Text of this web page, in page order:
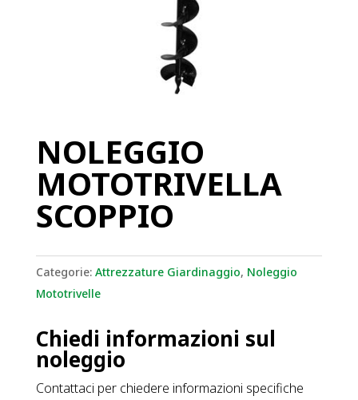
NOLEGGIO
MOTOTRIVELLA
SCOPPIO
Categorie: Attrezzature Giardinaggio, Noleggio
Mototrivelle
Chiedi informazioni sul
noleggio
Contattaci per chiedere informazioni specifiche